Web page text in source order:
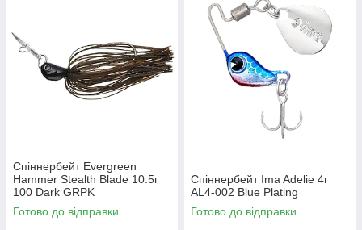
Спіннербейт Evergreen
Hammer Stealth Blade 10.5г
100 Dark GRPK
Готово до відправки
Спіннербейт Ima Adelie 4г
AL4-002 Blue Plating
Готово до відправки